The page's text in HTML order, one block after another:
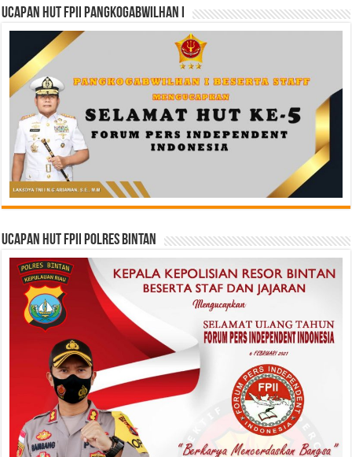
Ucapan HUT FPII PANGKOGABWILHAN I
Ucapan HUT FPII Polres Bintan